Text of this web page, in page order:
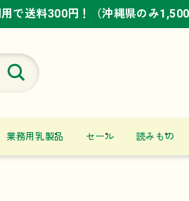
で送料300円！（沖縄県のみ1,500
で送料300円！（沖縄県のみ1,500
で送料300円！（沖縄県のみ1,500
業務用乳製品 セール 読みもの